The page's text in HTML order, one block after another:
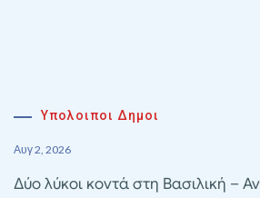
Υπολοιποι Δημοι
Αυγ 2, 2026
Δύο λύκοι κοντά στη Βασιλική –